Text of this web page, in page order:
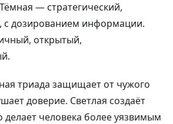
Тёмная — стратегический,
дозированием информации.
открытый,
триада защищает от чужого
доверие. Светлая создаёт
делает человека более уязвимым